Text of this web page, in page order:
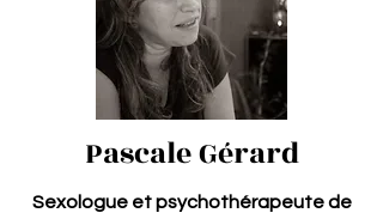
Pascale Gérard
Sexologue et psychothérapeute de